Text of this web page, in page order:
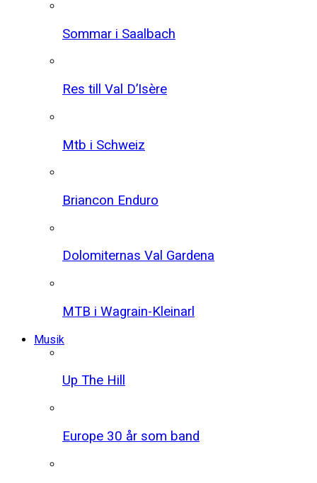
Sommar i Saalbach
Res till Val D’Isère
Mtb i Schweiz
Briancon Enduro
Dolomiternas Val Gardena
MTB i Wagrain-Kleinarl
Musik
Up The Hill
Europe 30 år som band